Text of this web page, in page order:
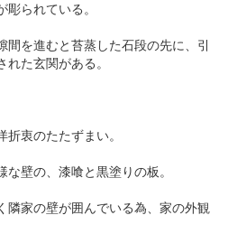
彫られている。
間を進むと苔蒸した石段の先に、引
れた玄関がある。
折衷のたたずまい。
な壁の、漆喰と黒塗りの板。
隣家の壁が囲んでいる為、家の外観